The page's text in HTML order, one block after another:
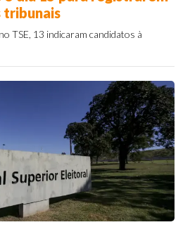
tribunais
TSE, 13 indicaram candidatos à